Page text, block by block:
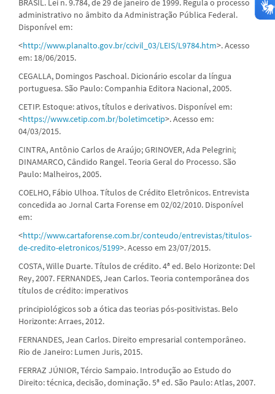
administrativo no âmbito da Administração Pública Federal.
Disponível em:
<http://www.planalto.gov.br/ccivil_03/LEIS/L9784.htm>. Acesso
em: 18/06/2015.
CEGALLA, Domingos Paschoal. Dicionário escolar da língua
portuguesa. São Paulo: Companhia Editora Nacional, 2005.
CETIP. Estoque: ativos, títulos e derivativos. Disponível em:
<https://www.cetip.com.br/boletimcetip>. Acesso em:
04/03/2015.
CINTRA, Antônio Carlos de Araújo; GRINOVER, Ada Pelegrini;
DINAMARCO, Cândido Rangel. Teoria Geral do Processo. São
Paulo: Malheiros, 2005.
COELHO, Fábio Ulhoa. Títulos de Crédito Eletrônicos. Entrevista
concedida ao Jornal Carta Forense em 02/02/2010. Disponível
em:
<http://www.cartaforense.com.br/conteudo/entrevistas/titulos-
de-credito-eletronicos/5199>. Acesso em 23/07/2015.
COSTA, Wille Duarte. Títulos de crédito. 4ª ed. Belo Horizonte: Del
Rey, 2007. FERNANDES, Jean Carlos. Teoria contemporânea dos
títulos de crédito: imperativos
principiológicos sob a ótica das teorias pós-positivistas. Belo
Horizonte: Arraes, 2012.
FERNANDES, Jean Carlos. Direito empresarial contemporâneo.
Rio de Janeiro: Lumen Juris, 2015.
FERRAZ JÚNIOR, Tércio Sampaio. Introdução ao Estudo do
Direito: técnica, decisão, dominação. 5ª ed. São Paulo: Atlas, 2007.